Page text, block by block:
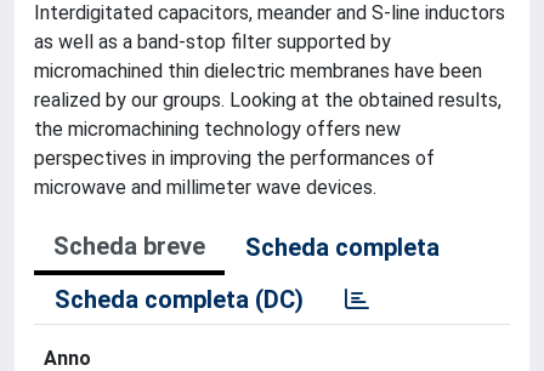
Interdigitated capacitors, meander and S-line inductors
as well as a band-stop filter supported by
micromachined thin dielectric membranes have been
realized by our groups. Looking at the obtained results,
the micromachining technology offers new
perspectives in improving the performances of
microwave and millimeter wave devices.
Scheda breve
Scheda completa
Scheda completa (DC)
Anno